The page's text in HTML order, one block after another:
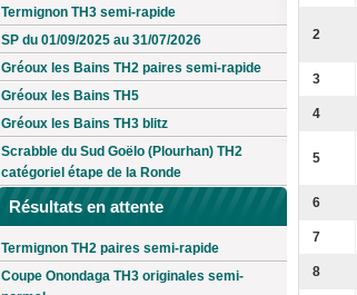
Termignon TH3 semi-rapide
SP du 01/09/2025 au 31/07/2026
Gréoux les Bains TH2 paires semi-rapide
Gréoux les Bains TH5
Gréoux les Bains TH3 blitz
Scrabble du Sud Goëlo (Plourhan) TH2
catégoriel étape de la Ronde
Résultats en attente
Termignon TH2 paires semi-rapide
Coupe Onondaga TH3 originales semi-
2
3
4
5
6
7
8